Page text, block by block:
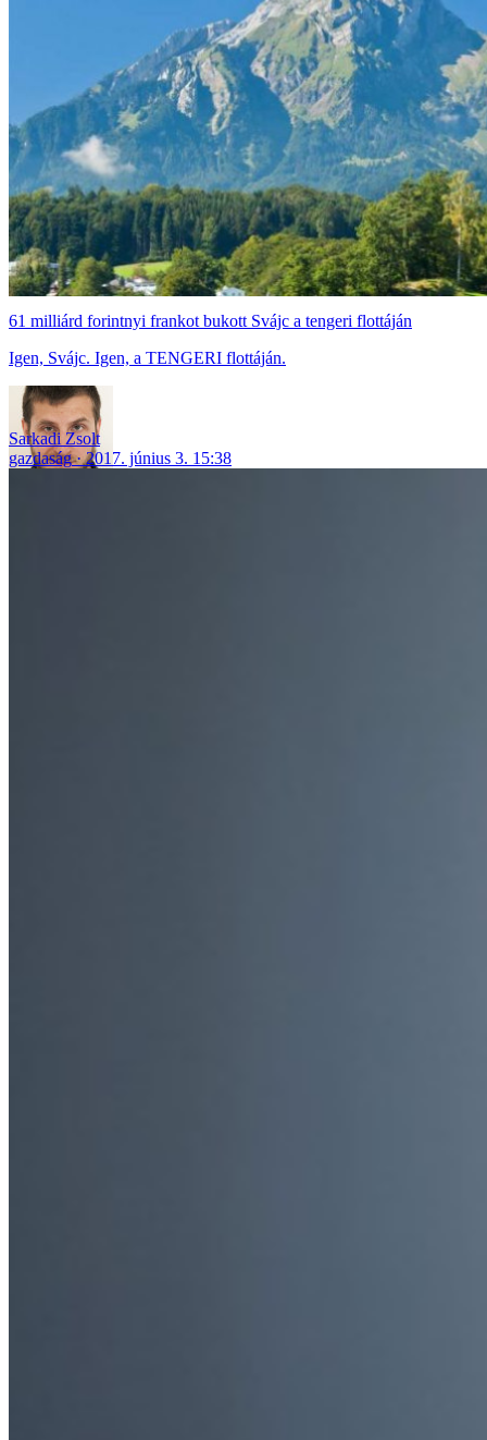
61 milliárd forintnyi frankot bukott Svájc a tengeri flottáján
Igen, Svájc. Igen, a TENGERI flottáján.
Sarkadi Zsolt
gazdaság
2017. június 3. 15:38